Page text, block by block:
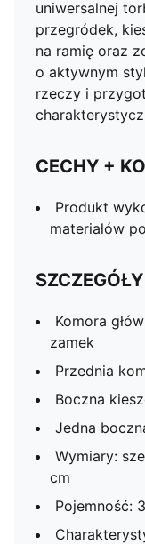
uniwersalnej
przegródek,
na ramię oraz
o aktywnym
rzeczy i
CECHY +
Produkt
materiałów
SZCZEGÓŁY
Komora
zamek
Przednia
Boczna
Jedna
Wymiary:
cm
Pojemność: